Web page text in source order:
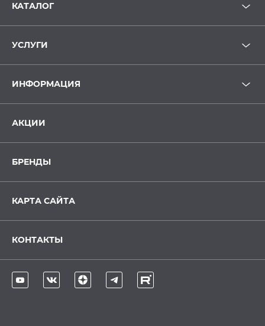
КАТАЛОГ
УСЛУГИ
ИНФОРМАЦИЯ
АКЦИИ
БРЕНДЫ
КАРТА САЙТА
КОНТАКТЫ